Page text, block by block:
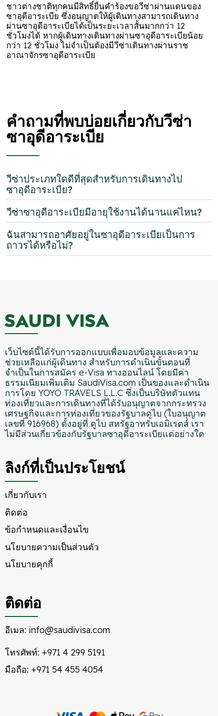
ชาวต่างชาติทุกคนมีสิทธิ์ยื่นคำร้องขอวีซ่าผ่านแดนของ
ซาอุดีอาระเบีย ซึ่งอนุญาตให้ผู้เดินทางสามารถเดินทาง
ผ่านซาอุดีอาระเบียได้เป็นระยะเวลาสั้นมากกว่า 12
ชั่วโมงได้ หากผู้เดินทางเดินทางผ่านซาอุดีอาระเบียน้อย
กว่า 12 ชั่วโมง ไม่จำเป็นต้องมีวีซ่าเดินทางผ่านราช
อาณาจักรซาอุดีอาระเบีย
คำถามที่พบบ่อยเกี่ยวกับวีซ่า
ซาอุดีอาระเบีย
วีซ่าประเภทใดดีที่สุดสำหรับการเดินทางไป
ซาอุดีอาระเบีย?
วีซ่าซาอุดีอาระเบียมีอายุใช้งานได้นานแค่ไหน?
ฉันสามารถอาศัยอยู่ในซาอุดีอาระเบียเป็นการ
ถาวรได้หรือไม่?
เว็บไซต์นี้ได้รับการออกแบบเพื่อมอบข้อมูลและความ
ช่วยเหลือแก่ผู้เดินทาง สำหรับการดำเนินขั้นตอนที่
จำเป็นในการสมัคร e-Visa ทางออนไลน์ โดยมีค่า
ธรรมเนียมเพิ่มเติม SaudiVisa.com เป็นของและดำเนิน
การโดย YOYO TRAVELS L.L.C ซึ่งเป็นบริษัทตัวแทน
ท่องเที่ยวและการเดินทางที่ได้รับอนุญาตจากกระทรวง
เศรษฐกิจและการท่องเที่ยวของรัฐบาลดูไบ (ใบอนุญาต
เลขที่ 916968) ตั้งอยู่ที่ ดูไบ สหรัฐอาหรับเอมิเรตส์ เรา
ไม่มีส่วนเกี่ยวข้องกับรัฐบาลซาอุดีอาระเบียแต่อย่างใด
ลิงก์ที่เป็นประโยชน์
เกี่ยวกับเรา
ติดต่อ
ข้อกำหนดและเงื่อนไข
นโยบายความเป็นส่วนตัว
นโยบายคุกกี้
ติดต่อ
อีเมล: info@saudivisa.com
โทรศัพท์: +971 4 299 5191
มือถือ: +971 54 455 4054